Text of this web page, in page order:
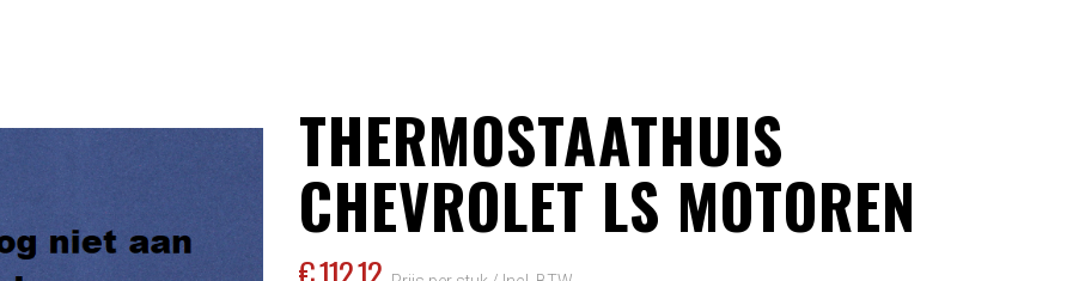
THERMOSTAATHUIS
CHEVROLET LS MOTOREN